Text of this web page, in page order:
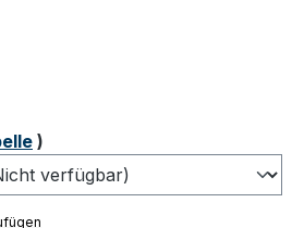
von 5 von 5 Sternen
)